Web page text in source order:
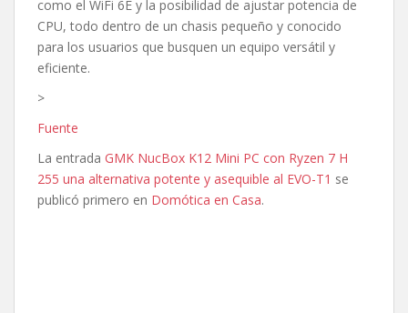
como el WiFi 6E y la posibilidad de ajustar potencia de
CPU, todo dentro de un chasis pequeño y conocido
para los usuarios que busquen un equipo versátil y
eficiente.
>
Fuente
La entrada GMK NucBox K12 Mini PC con Ryzen 7 H
255 una alternativa potente y asequible al EVO-T1 se
publicó primero en Domótica en Casa.